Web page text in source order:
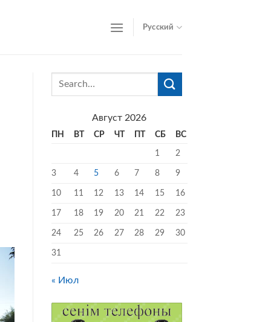
Русский
Август 2026
ПН ВТ СР ЧТ ПТ СБ ВС
1 2
3 4 5 6 7 8 9
10 11 12 13 14 15 16
17 18 19 20 21 22 23
24 25 26 27 28 29 30
31
« Июл